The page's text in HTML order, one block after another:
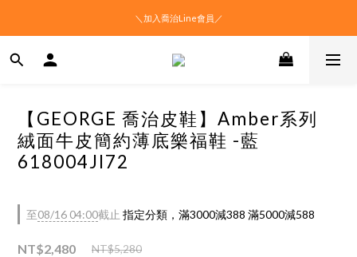
＼加入喬治Line會員／
【GEORGE 喬治皮鞋】Amber系列
絨面牛皮簡約薄底樂福鞋 -藍
618004JI72
至08/16 04:00截止 指定分類，滿3000減388 滿5000減588
NT$2,480 NT$5,280